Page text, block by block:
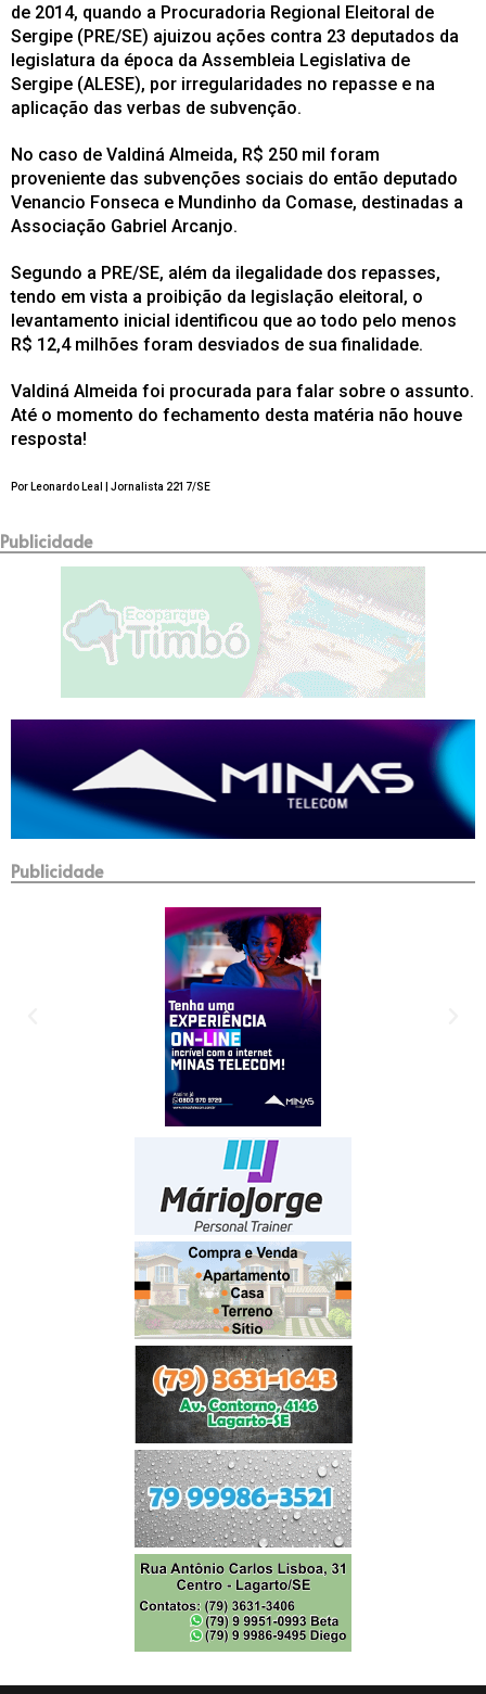
de 2014, quando a Procuradoria Regional Eleitoral de
Sergipe (PRE/SE) ajuizou ações contra 23 deputados da
legislatura da época da Assembleia Legislativa de
Sergipe (ALESE), por irregularidades no repasse e na
aplicação das verbas de subvenção.
No caso de Valdiná Almeida, R$ 250 mil foram
proveniente das subvenções sociais do então deputado
Venancio Fonseca e Mundinho da Comase, destinadas a
Associação Gabriel Arcanjo.
Segundo a PRE/SE, além da ilegalidade dos repasses,
tendo em vista a proibição da legislação eleitoral, o
levantamento inicial identificou que ao todo pelo menos
R$ 12,4 milhões foram desviados de sua finalidade.
Valdiná Almeida foi procurada para falar sobre o assunto.
Até o momento do fechamento desta matéria não houve
resposta!
Por Leonardo Leal | Jornalista 2217/SE
Publicidade
Publicidade